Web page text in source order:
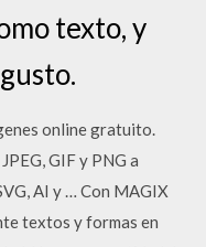
texto, y
online gratuito.
GIF y PNG a
AI y … Con MAGIX
textos y formas en